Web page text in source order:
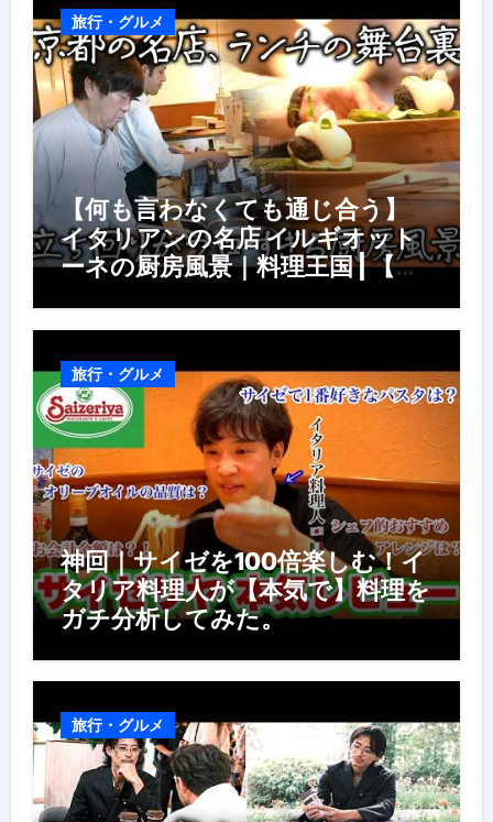
旅行・グルメ
【何も言わなくても通じ合う】
イタリアンの名店 イルギオット
ーネの厨房風景｜料理王国 | 【厨
風景】
旅行・グルメ
神回｜サイゼを100倍楽しむ！イ
タリア料理人が【本気で】料理を
ガチ分析してみた。
旅行・グルメ